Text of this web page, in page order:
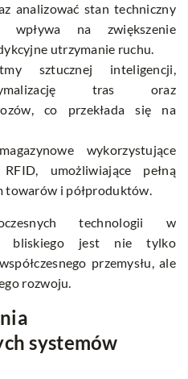
analizować stan techniczny
wpływa na zwiększenie
utrzymanie ruchu.
sztucznej inteligencji,
tras oraz
co przekłada się na
wykorzystujące
umożliwiające pełną
towarów i półproduktów.
technologii w
bliskiego jest nie tylko
przemysłu, ale
rozwoju.
systemów